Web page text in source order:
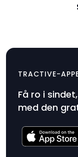
Produktpris
TRACTIVE-
Få ro i
med den